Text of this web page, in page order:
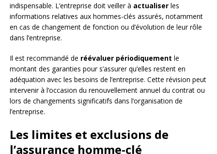
indispensable. L’entreprise doit veiller à actualiser les
informations relatives aux hommes-clés assurés, notamment
en cas de changement de fonction ou d’évolution de leur rôle
dans l’entreprise.
Il est recommandé de réévaluer périodiquement le
montant des garanties pour s’assurer qu’elles restent en
adéquation avec les besoins de l’entreprise. Cette révision peut
intervenir à l’occasion du renouvellement annuel du contrat ou
lors de changements significatifs dans l’organisation de
l’entreprise.
Les limites et exclusions de
l’assurance homme-clé